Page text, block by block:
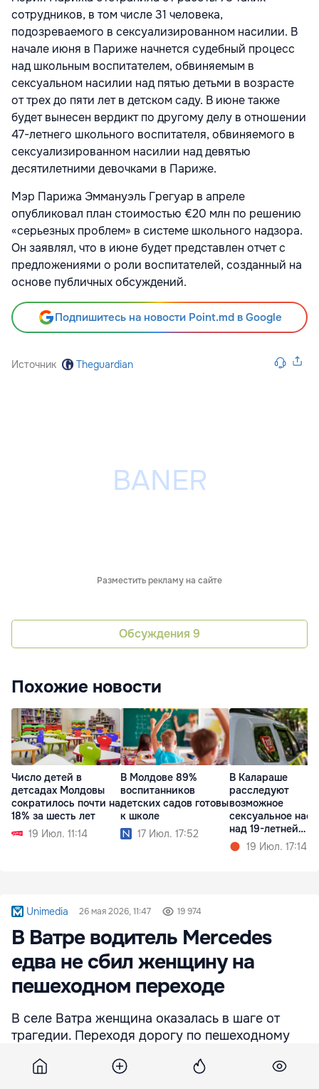
сотрудников, в том числе 31 человека,
подозреваемого в сексуализированном насилии. В
начале июня в Париже начнется судебный процесс
над школьным воспитателем, обвиняемым в
сексуальном насилии над пятью детьми в возрасте
от трех до пяти лет в детском саду. В июне также
будет вынесен вердикт по другому делу в отношении
47-летнего школьного воспитателя, обвиняемого в
сексуализированном насилии над девятью
десятилетними девочками в Париже.
Мэр Парижа Эммануэль Грегуар в апреле
опубликовал план стоимостью €20 млн по решению
«серьезных проблем» в системе школьного надзора.
Он заявлял, что в июне будет представлен отчет с
предложениями о роли воспитателей, созданный на
основе публичных обсуждений.
Подпишитесь на новости Point.md в Google
Источник Theguardian
Разместить рекламу на сайте
Обсуждения 9
Похожие новости
Число детей в
детсадах Молдовы
сократилось почти на
18% за шесть лет
19 Июл. 11:14
В Молдове 89%
воспитанников
детских садов готовы
к школе
17 Июл. 17:52
В Калараше
расследуют
возможное
сексуальное
над 19-летней
девушкой
19 Июл. 17:14
Unimedia 26 мая 2026, 11:47 19 974
В Ватре водитель Mercedes
едва не сбил женщину на
пешеходном переходе
В селе Ватра женщина оказалась в шаге от
трагедии. Переходя дорогу по пешеходному
микроавтобуса Mercedes, водитель которого